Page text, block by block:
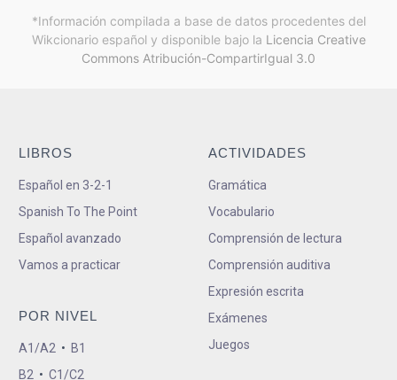
*Información compilada a base de datos procedentes del
Wikcionario español y disponible bajo la Licencia Creative
Commons Atribución-CompartirIgual 3.0
LIBROS
Español en 3-2-1
Spanish To The Point
Español avanzado
Vamos a practicar
POR NIVEL
A1/A2 • B1
B2 • C1/C2
ACTIVIDADES
Gramática
Vocabulario
Comprensión de lectura
Comprensión auditiva
Expresión escrita
Exámenes
Juegos